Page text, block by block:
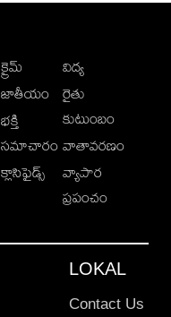
క్రైమ్
జాతీయం
భక్తి
సమాచారం
క్లాసిఫైడ్స్
విద్య
రైతు
కుటుంబం
వాతావరణం
వ్యాపార
ప్రపంచం
LOKAL
Contact Us